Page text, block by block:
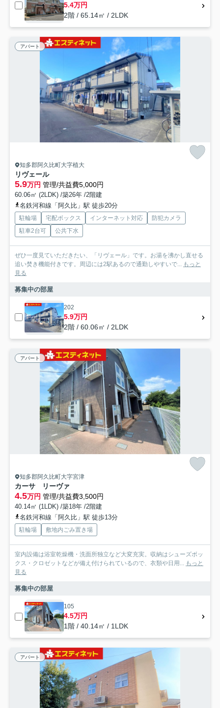
5.4万円
2階 / 65.14㎡ / 2LDK
アパート
知多郡阿久比町大字植大
リヴェール
5.9万円 管理/共益費5,000円
60.06㎡ (2LDK) /築26年 /2階建
名鉄河和線「阿久比」駅 徒歩20分
駐輪場 宅配ボックス インターネット対応
防犯カメラ
駐車2台可
公共下水
ぜひ一度見ていただきたい、「リヴェール」です。お湯を沸かし直せる
追い焚き機能付きです。周辺には2駅あるので通勤しやすいで... もっと
見る
募集中の部屋
202
5.9万円
2階 / 60.06㎡ / 2LDK
アパート
知多郡阿久比町大字宮津
カーサ リーヴァ
4.5万円 管理/共益費3,500円
40.14㎡ (1LDK) /築18年 /2階建
名鉄河和線「阿久比」駅 徒歩13分
駐輪場 敷地内ごみ置き場
室内設備は浴室乾燥機・洗面所独立など大変充実。収納はシューズボッ
クス・クロゼットなどが備え付けられているので、衣類や日用... もっと
見る
募集中の部屋
105
4.5万円
1階 / 40.14㎡ / 1LDK
アパート